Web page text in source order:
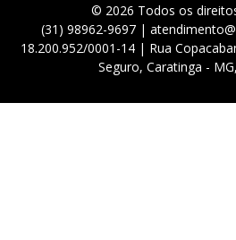
© 2026 Todos os
(31) 98962-9697 |
18.200.952/0001-14 | Rua
Seguro, Caratinga -